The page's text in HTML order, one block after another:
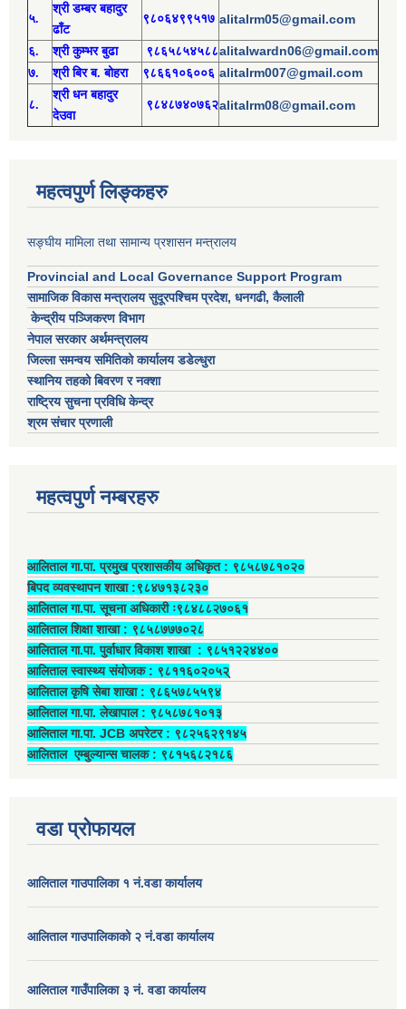
५.
श्री डम्बर बहादुर
ढाँट
९८०६४९९५१७ alitalrm05@gmail.com
६. श्री कुम्भर बुढा ९८६५८५४५८८alitalwardn06@gmail.com
७. श्री बिर ब. बोहरा ९८६६१०६००६ alitalrm007@gmail.com
८.
श्री धन बहादुर
देउवा
९८४८७४०७६२alitalrm08@gmail.com
महत्वपुर्ण लिङ्कहरु
सङ्घीय मामिला तथा सामान्य प्रशासन मन्त्रालय
Provincial and Local Governance Support Program
सामाजिक विकास मन्त्रालय सुदूरपश्चिम प्रदेश, धनगढी, कैलाली
केन्द्रीय पञ्जिकरण विभाग
नेपाल सरकार अर्थमन्त्रालय
जिल्ला समन्वय समितिको कार्यालय डडेल्धुरा
स्थानिय तहको बिवरण र नक्शा
राष्ट्रिय सुचना प्रविधि केन्द्र
श्रम संचार प्रणाली
महत्वपुर्ण नम्बरहरु
आलिताल गा.पा. प्रमुख प्रशासकीय अधिकृत ‍: ९८५८७८१०२०
बिपद व्यवस्थापन शाखा :९८४७१३८२३०
आलिताल गा.पा. सूचना अधिकारी ः९८४८८२७०६१
आलिताल शिक्षा शाखा : ९८५८७७७०२८
आलिताल गा.पा. पुर्वाधार विकाश शाखा ‍: ९८५१२२४४००
आलिताल स्वास्थ्य संयोजक ‍: ९८११६०२०५२्
आलिताल कृषि सेबा शाखा : ९८६५७८५५९४
आलिताल गा.पा. लेखापाल ‍: ९८५८७८१०१३
आलिताल गा.पा. JCB अपरेटर ‍: ९८२५६२९१४५
आलिताल एम्बुल्यान्स चालक ‍: ९८१५६८२१८६
वडा प्रोफायल
आलिताल गाउपालिका १ नं.वडा कार्यालय
आलिताल गाउपालिकाको २ नं.वडा कार्यालय
आलिताल गाउँपालिका ३ नं. वडा कार्यालय